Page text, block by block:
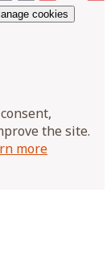
cookies
the site.
more